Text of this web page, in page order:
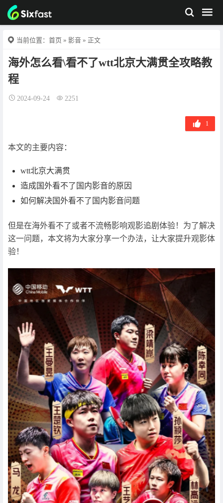
当前位置： 首页 » 影音 » 正文
海外怎么看\看不了wtt北京大满贯全攻略教
程
2024-09-24 2251
1
本文的主要内容：
wtt北京大满贯
造成国外看不了国内影音的原因
如何解决国外看不了国内影音问题
但是在海外看不了或者不流畅影响观影追剧体验！为了解决
这一问题，本文将为大家分享一个办法，让大家提升观影体
验！